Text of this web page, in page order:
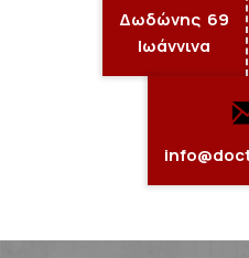
Δωδώνης 69
Ιωάννινα